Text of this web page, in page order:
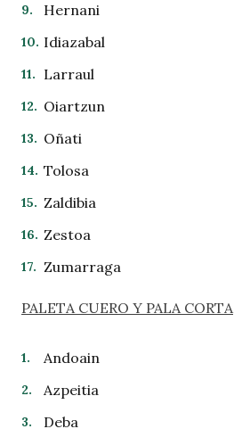
Hernani
Idiazabal
Larraul
Oiartzun
Oñati
Tolosa
Zaldibia
Zestoa
Zumarraga
PALETA CUERO Y PALA CORTA
Andoain
Azpeitia
Deba